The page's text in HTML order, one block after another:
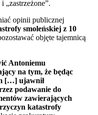
„zastrzeżone”.
opinii publicznej
smoleńskiej z 10
objęte tajemnicą
Antoniemu
na tym, że będąc
[…] ujawnił
podawanie do
zawierających
katastrofy